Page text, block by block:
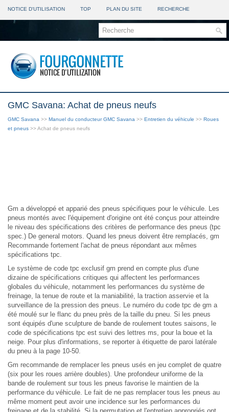
NOTICE D'UTILISATION TOP PLAN DU SITE RECHERCHE
GMC Savana: Achat de pneus neufs
GMC Savana >> Manuel du conducteur GMC Savana >> Entretien du véhicule >> Roues
et pneus >> Achat de pneus neufs
Gm a développé et apparié des pneus spécifiques pour le véhicule. Les
pneus montés avec l'équipement d'origine ont été conçus pour atteindre
le niveau des spécifications des critères de performance des pneus (tpc
spec.) De general motors. Quand les pneus doivent être remplacés, gm
Recommande fortement l'achat de pneus répondant aux mêmes
spécifications tpc.
Le système de code tpc exclusif gm prend en compte plus d'une
dizaine de spécifications critiques qui affectent les performances
globales du véhicule, notamment les performances du système de
freinage, la tenue de route et la maniabilité, la traction asservie et la
surveillance de la pression des pneus. Le numéro du code tpc de gm a
été moulé sur le flanc du pneu près de la taille du pneu. Si les pneus
sont équipés d'une sculpture de bande de roulement toutes saisons, le
code de spécifications tpc est suivi des lettres ms, pour la boue et la
neige. Pour plus d'informations, se reporter à étiquette de paroi latérale
du pneu à la page 10-50.
Gm recommande de remplacer les pneus usés en jeu complet de quatre
(six pour les roues arrière doubles). Une profondeur uniforme de la
bande de roulement sur tous les pneus favorise le maintien de la
performance du véhicule. Le fait de ne pas remplacer tous les pneus au
même moment peut avoir une incidence sur les performances du